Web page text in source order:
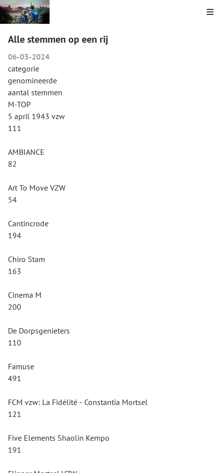
Alle stemmen op een rij
06-03-2024
categorie
genomineerde
aantal stemmen
M-TOP
5 april 1943 vzw
111
AMBIANCE
82
Art To Move VZW
54
Cantincrode
194
Chiro Stam
163
Cinema M
200
De Dorpsgenieters
110
Famuse
491
FCM vzw: La Fidélité - Constantia Mortsel
121
Five Elements Shaolin Kempo
191